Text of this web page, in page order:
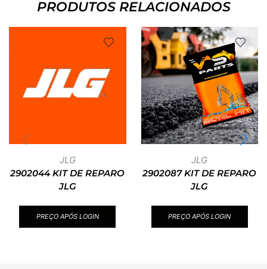
PRODUTOS RELACIONADOS
JLG
2902044 KIT DE REPARO
JLG
PREÇO APÓS LOGIN
JLG
2902087 KIT DE REPARO
JLG
PREÇO APÓS LOGIN